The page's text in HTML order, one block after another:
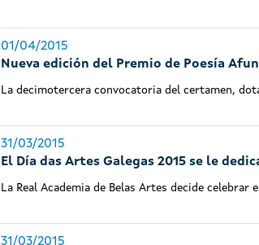
01/04/2015
Nueva edición del Premio de Poesía
La decimotercera convocatoria del certamen,
31/03/2015
El Día das Artes Galegas 2015 se le
La Real Academia de Belas Artes decide celebrar
31/03/2015